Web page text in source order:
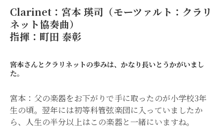
Clarinet：宮本 瑛司（モーツァルト：クラリ
ネット協奏曲）
指揮：町田 泰彰
――宮本さんとクラリネットの歩みは、かなり長いとうかがいまし
た。
宮本：父の楽器をお下がりで手に取ったのが小学校3年
生の頃。翌年には初等科管弦楽団に入っていましたか
ら、人生の半分以上はこの楽器と一緒にいますね。